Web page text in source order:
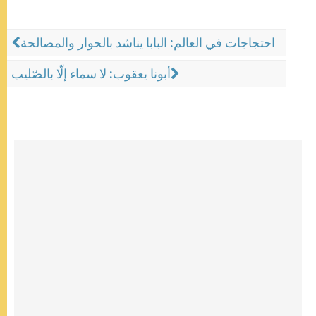
احتجاجات في العالم: البابا يناشد بالحوار والمصالحة
أبونا يعقوب: لا سماء إلّا بالصّليب